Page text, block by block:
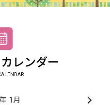
レンダー
1月